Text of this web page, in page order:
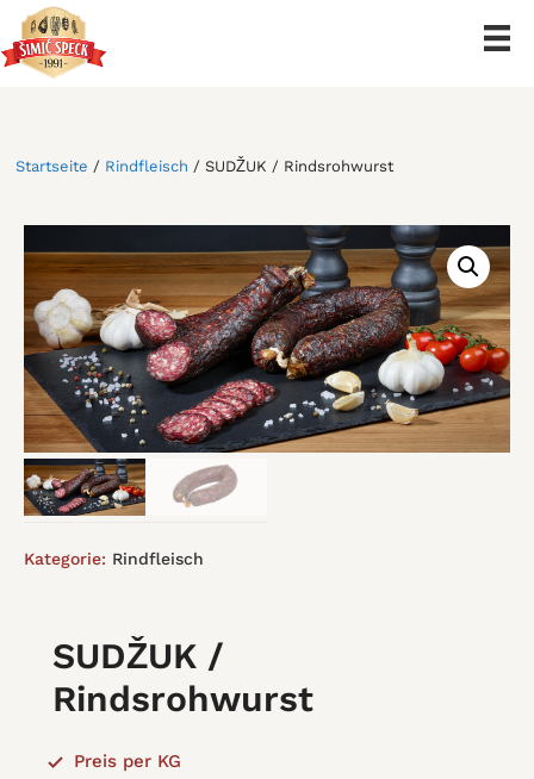
Startseite / Rindfleisch / SUDŽUK / Rindsrohwurst
Kategorie: Rindfleisch
SUDŽUK /
Rindsrohwurst
Preis per KG